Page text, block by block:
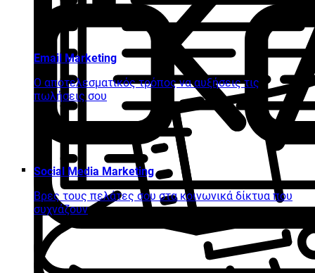
Email Marketing
Ο αποτελεσματικός τρόπος να αυξήσεις τις
πωλήσεις σου
Social Media Marketing
Βρες τους πελάτες σου στα κοινωνικά δίκτυα που
συχνάζουν